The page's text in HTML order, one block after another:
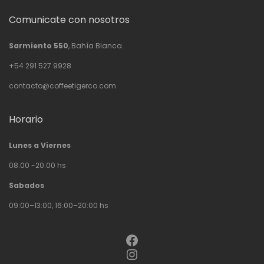
Comunicate con nosotros
Sarmiento 550, Bahía Blanca.
+54 291 527 9928
contacto@coffeetigerco.com
Horario
Lunes a Viernes
08.00 -20.00 hs
Sabados
09:00–13:00, 16:00–20:00 hs
Facebook
Instagram